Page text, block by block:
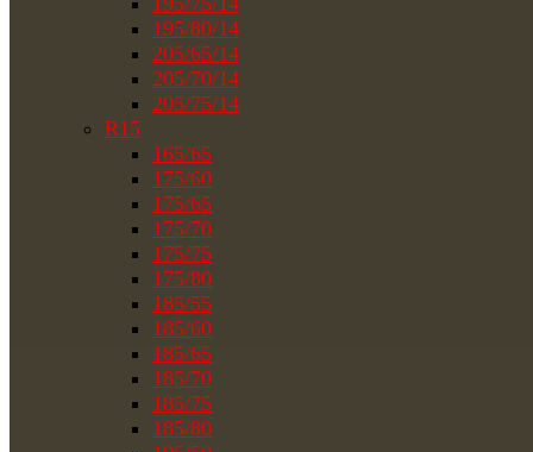
195/80/14
205/65/14
205/70/14
205/75/14
R15
165/65
175/60
175/65
175/70
175/75
175/80
185/55
185/60
185/65
185/70
185/75
185/80